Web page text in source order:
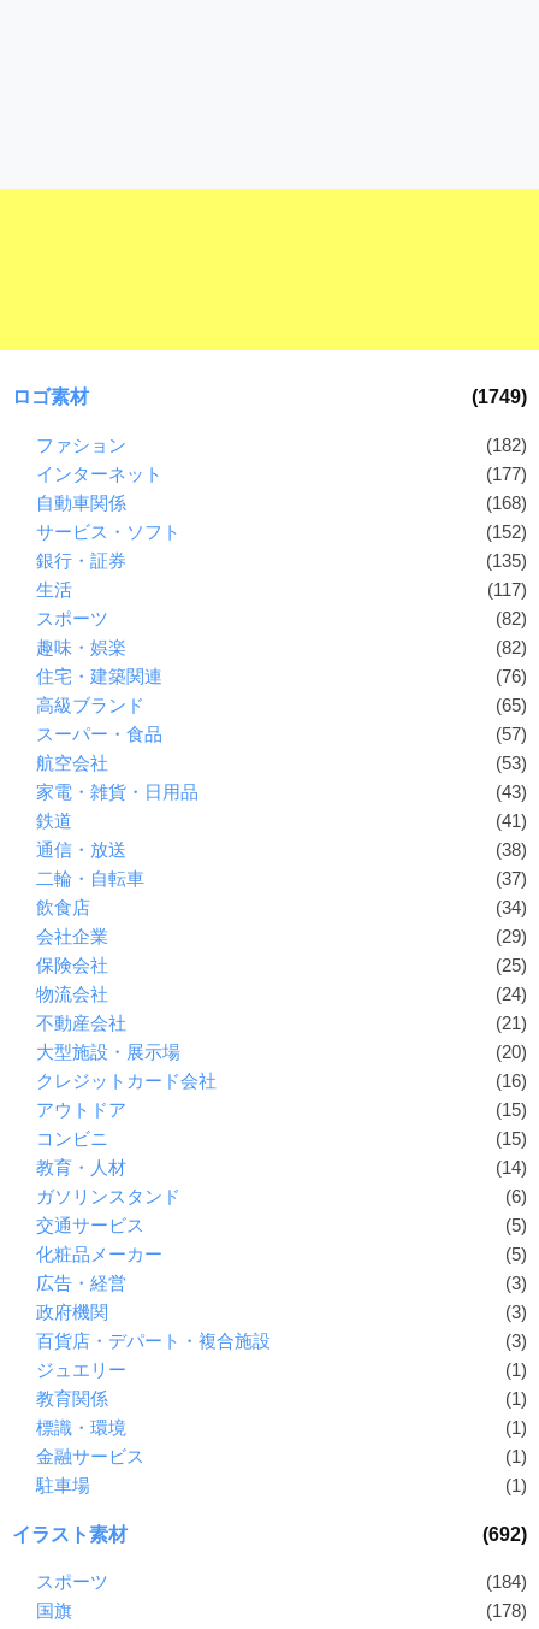
ロゴ素材 (1749)
ファション
(182)
インターネット
(177)
自動車関係
(168)
サービス・ソフト
(152)
銀行・証券
(135)
生活
(117)
スポーツ
(82)
趣味・娯楽
(82)
住宅・建築関連
(76)
高級ブランド
(65)
スーパー・食品
(57)
航空会社
(53)
家電・雑貨・日用品
(43)
鉄道
(41)
通信・放送
(38)
二輪・自転車
(37)
飲食店
(34)
会社企業
(29)
保険会社
(25)
物流会社
(24)
不動産会社
(21)
大型施設・展示場
(20)
クレジットカード会社
(16)
アウトドア
(15)
コンビニ
(15)
教育・人材
(14)
ガソリンスタンド
(6)
交通サービス
(5)
化粧品メーカー
(5)
広告・経営
(3)
政府機関
(3)
百貨店・デパート・複合施設
(3)
ジュエリー
(1)
教育関係
(1)
標識・環境
(1)
金融サービス
(1)
駐車場
(1)
イラスト素材 (692)
スポーツ
(184)
国旗
(178)